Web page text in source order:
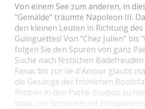
Von einem See zum anderen, in
"Gemälde" träumte Napoleon III.
den kleinen Leuten in Richtung
Guinguettes! Von "Chez Julien" bis
folgen Sie den Spuren von ganz
Suche nach festlichen
Fanac bis zur Ile d'Amour glaubt
die Gesänge der fröhlichen
Proben in den Pathé-Studios zu
Ideal, um Seminare mit